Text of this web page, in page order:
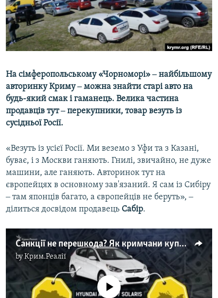
ВІДЕОУРОКИ «ELIFBE»
СВІДЧЕННЯ ОКУПАЦІЇ
УКРАЇНСЬКА ПРОБЛЕМА КРИМУ
Русский
Qırımtatar
Усі сайти RFE/RL
На сімферопольському «Чорноморі» ‒ найбільшому
авторинку Криму ‒ можна знайти старі авто на
будь-який смак і гаманець. Велика частина
продавців тут ‒ перекупники, товар везуть із
сусідньої Росії.
«Везуть із усієї Росії. Ми веземо з Уфи та з Казані,
буває, і з Москви ганяють. Гнилі, звичайно, не дуже
машини, але ганяють. Авторинок тут на
європейцях в основному зав'язаний. Я сам із Сибіру
‒ там японців багато, а європейців не беруть», ‒
ділиться досвідом продавець Сабір.
Санкції не перешкода? Як кримчани купують автомобільну «запрещенку» (відео)
byКрим.Реалії
No media source currently available